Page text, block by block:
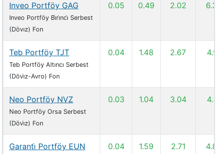
Inveo Portföy GAG
Inveo Portföy Bi̇ri̇nci̇ Serbest
(Dövız) Fon
0.05 0.49 2.02
Teb Portföy TJT
Teb Portföy Altıncı Serbest
(Dövi̇z-Avro) Fon
0.04 1.48 2.67
Neo Portföy NVZ
Neo Portföy Orsa Serbest
(Dövi̇z) Fon
0.03 1.04 3.04
Garanti̇ Portföy EUN 0.04 1.59 2.71